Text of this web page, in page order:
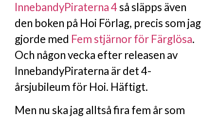
InnebandyPiraterna 4så släpps även
den boken på Hoi Förlag, precis som jag
gjorde med Fem stjärnor för Färglösa.
Och någon vecka efter releasen av
InnebandyPiraterna är det 4-
årsjubileum för Hoi. Häftigt.
Men nu ska jag alltså fira fem år som